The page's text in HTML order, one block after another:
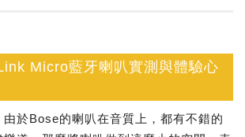
Micro藍牙喇叭實測與體驗心
於Bose的喇叭在音質上，都有不錯的